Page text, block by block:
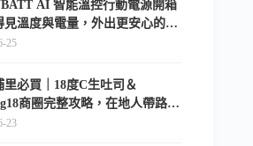
AI 智能溫控行動電源開箱
見溫度與電量，外出更安心的
行動電源
25
里必買｜18度C生吐司＆
商圈完整攻略，在地人帶路這
23